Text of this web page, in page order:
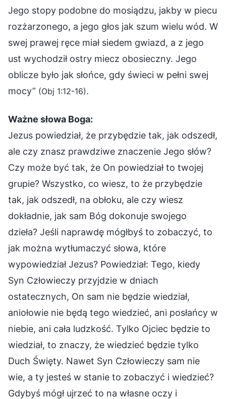
Jego stopy podobne do mosiądzu, jakby w piecu
rozżarzonego, a jego głos jak szum wielu wód. W
swej prawej ręce miał siedem gwiazd, a z jego
ust wychodził ostry miecz obosieczny. Jego
oblicze było jak słońce, gdy świeci w pełni swej
mocy” (Obj 1:12-16).
Ważne słowa Boga:
Jezus powiedział, że przybędzie tak, jak odszedł,
ale czy znasz prawdziwe znaczenie Jego słów?
Czy może być tak, że On powiedział to twojej
grupie? Wszystko, co wiesz, to że przybędzie
tak, jak odszedł, na obłoku, ale czy wiesz
dokładnie, jak sam Bóg dokonuje swojego
dzieła? Jeśli naprawdę mógłbyś to zobaczyć, to
jak można wytłumaczyć słowa, które
wypowiedział Jezus? Powiedział: Tego, kiedy
Syn Człowieczy przyjdzie w dniach
ostatecznych, On sam nie będzie wiedział,
aniołowie nie będą tego wiedzieć, ani posłańcy w
niebie, ani cała ludzkość. Tylko Ojciec będzie to
wiedział, to znaczy, że wiedzieć będzie tylko
Duch Święty. Nawet Syn Człowieczy sam nie
wie, a ty jesteś w stanie to zobaczyć i wiedzieć?
Gdybyś mógł ujrzeć to na własne oczy i